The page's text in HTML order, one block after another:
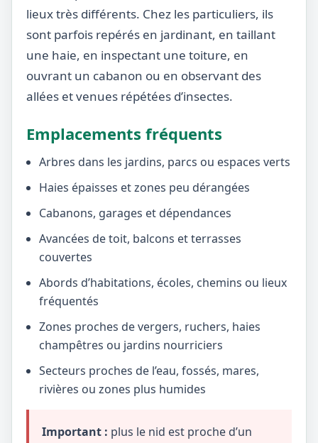
lieux très différents. Chez les particuliers, ils
sont parfois repérés en jardinant, en taillant
une haie, en inspectant une toiture, en
ouvrant un cabanon ou en observant des
allées et venues répétées d’insectes.
Emplacements fréquents
Arbres dans les jardins, parcs ou espaces verts
Haies épaisses et zones peu dérangées
Cabanons, garages et dépendances
Avancées de toit, balcons et terrasses
couvertes
Abords d’habitations, écoles, chemins ou lieux
fréquentés
Zones proches de vergers, ruchers, haies
champêtres ou jardins nourriciers
Secteurs proches de l’eau, fossés, mares,
rivières ou zones plus humides
Important : plus le nid est proche d’un